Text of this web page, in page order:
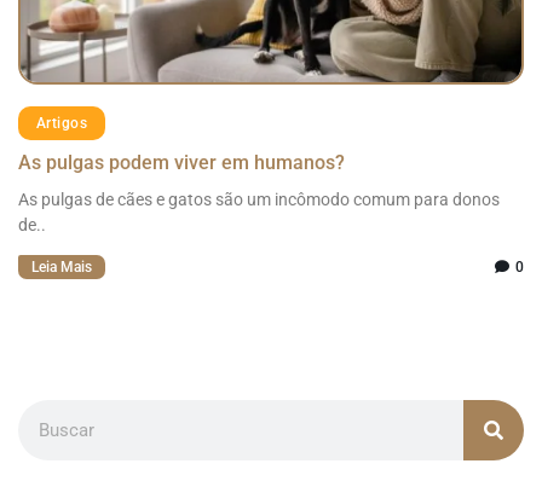
Artigos
As pulgas podem viver em humanos?
As pulgas de cães e gatos são um incômodo comum para donos
de..
Leia Mais 0